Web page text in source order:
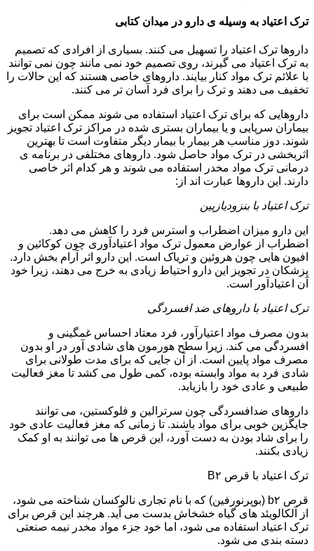
ترک اعتیاد به وسیله ی دارو در میدان کتابی
داروها ترک اعتیاد را تسهیل می کنند. بسیاری از افرادی که تصمیم
به ترک اعتیاد می گیرند، روی تصمیم خود نمی مانند چون نمی توانند
با علائم ترک مواد کنار بیایند. داروهای خاصی هستند که این حالات را
تخفیف می دهند و ترک را برای فرد آسان تر می کنند.
داروهایی که برای ترک اعتیاد استفاده می شوند ممکن است برای
بیماران سرپایی و یا بیماران بستری شده در مراکز ترک اعتیاد تجویز
شوند. دوز مناسب هر بیمار با بیمار دیگر متفاوت است تا بهترین
اثربخشی در ترک مواد حاصل شود. داروهای مختلفی در برنامه ی
درمانی ترک مواد مخدر استفاده می شوند و هر کدام اثر خاصی
دارند. این داروها عبارت اند از:
ترک اعتیاد با بنزودیازپین
این دارو میزان اضطراب و استرس فرد را کاهش می دهد.
اضطراب از عوارض معمول ترک مواد اعتیادآوری چون کوکائین و
افیون هایی چون هروئین و تریاک است. این دارو اثر آرام بخش دارد.
پزشکان در تجویز این دارو احتیاط زیادی به خرج می دهند، زیرا خود
آن اعتیادآور است.
ترک اعتیاد با داروهای ضد افسردگی
بدون مصرف مواد اعتیارآور، فرد معتاد احساس غمگینی و
افسردگی می کند. زیرا سطح هورمون های شادی آور در او بدون
مصرف مواد پایین است. از آن جایی که برای مدت طولانی برای
شادی فرد به مواد وابسته بوده، کمی طول می کشد تا مغز فعالیت
طبیعی و عادی خود را بازیابد.
داروهای ضدافسردگی چون سرترالین و فلوکستین، می توانند
جایگزین خوبی برای مواد باشند. تا زمانی که مغز فعالیت عادی خود
را برای شاد بودن به دست آورد، این قرص ها می توانند به او کمک
زیادی بکنند.
ترک اعتیاد با قرص B۲
قرص b۲ (بوپرنورفین) که با نام تجاری نالوکسان شناخته می شود،
از آلکالویئد های گیاه خشخاش بدست می آید. هرچند این قرص برای
ترک اعتیاد استفاده می شود، اما خود جزء مواد مخدر نیمه صنعتی
دسته بندی می شود.